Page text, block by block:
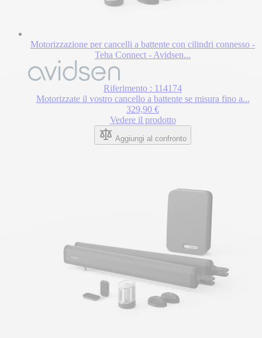
Motorizzazione per cancelli a battente con cilindri connesso -
Teha Connect - Avidsen...
Riferimento : 114174
Motorizzate il vostro cancello a battente se misura fino a...
329,90 €
Vedere il prodotto
Aggiungi al confronto